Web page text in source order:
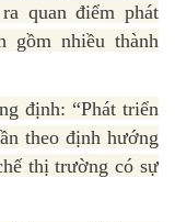
quan điểm phát
gồm nhiều thành
định: “Phát triển
theo định hướng
thị trường có sự